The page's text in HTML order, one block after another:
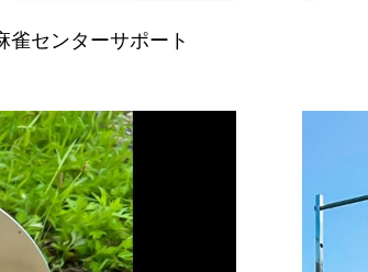
雀センターサポート